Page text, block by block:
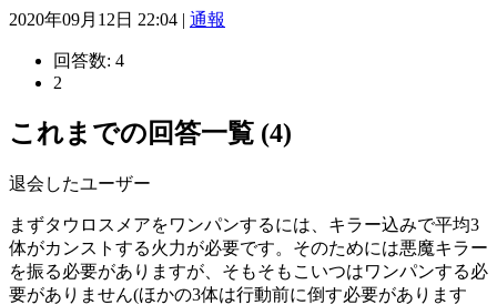
2020年09月12日 22:04 | 通報
回答数: 4
2
これまでの回答一覧 (4)
退会したユーザー
まずタウロスメアをワンパンするには、キラー込みで平均3
体がカンストする火力が必要です。そのためには悪魔キラー
を振る必要がありますが、そもそもこいつはワンパンする必
要がありません(ほかの3体は行動前に倒す必要があります